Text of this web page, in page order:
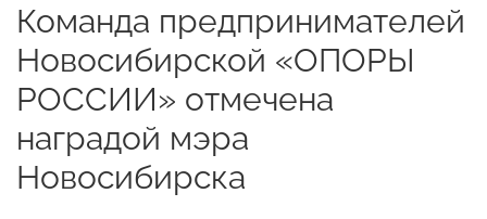
Команда предпринимателей
Новосибирской «ОПОРЫ
РОССИИ» отмечена
наградой мэра
Новосибирска